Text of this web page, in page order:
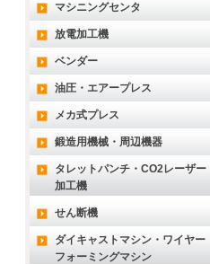
マシニングセンタ
放電加工機
ベンダー
油圧・エアープレス
メカ式プレス
鍛造用機械・周辺機器
タレットパンチ・CO2レーザー
加工機
せん断機
ダイキャストマシン・ワイヤー
フォーミングマシン